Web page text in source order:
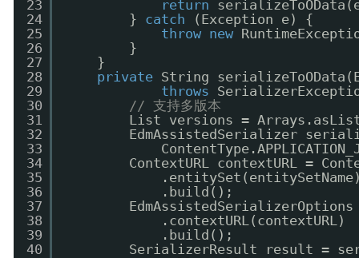
23
24
25
26
27
28
29
30
31
32
33
34
35
36
37
38
39
40
return
} catch
(Exception e) {
throw new
}
}
private String
throws
// 支持多版本
List versions =
EdmAssistedSerializer
ContextURL contextURL =
.build();
.contextURL(contextURL)
.build();
SerializerResult result =